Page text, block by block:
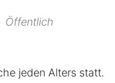
Öffentlich
jeden Alters statt.